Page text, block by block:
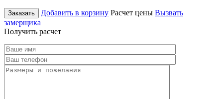
Заказать Добавить в корзину Расчет цены Вызвать
замерщика
Получить расчет